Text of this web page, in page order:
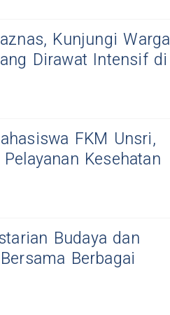
Kunjungi Warga
Dirawat Intensif di
FKM Unsri,
Kesehatan
Budaya dan
Berbagai